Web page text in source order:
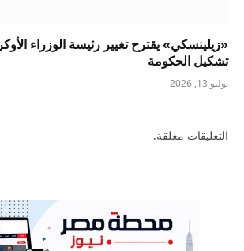
«زيلينسكي» يقترح تغيير رئيسة الوزراء
تشكيل الحكومة
يوليو 13, 2026
التعليقات مغلقة.